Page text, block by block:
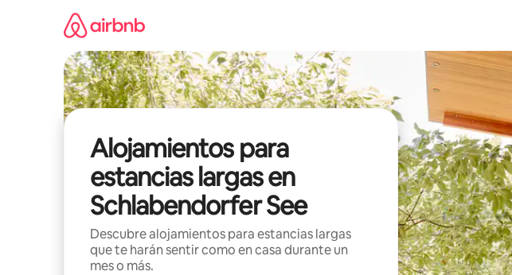
Alojamientos para
estancias largas en
Schlabendorfer See
Descubre alojamientos para estancias largas
que te harán sentir como en casa durante un
mes o más.